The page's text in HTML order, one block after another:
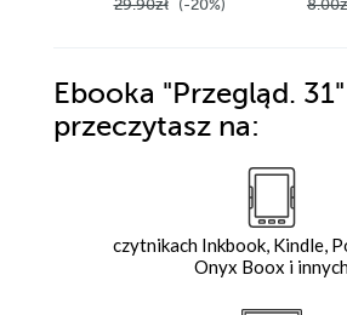
29.90zł (-20%)
Ebooka "Przegląd. 31"
przeczytasz na:
czytnikach Inkbook, Kindle,
Onyx Boox i